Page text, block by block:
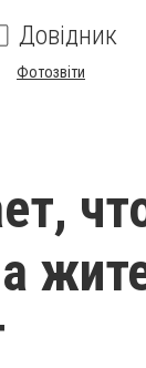
Довідник
Фотозвіти